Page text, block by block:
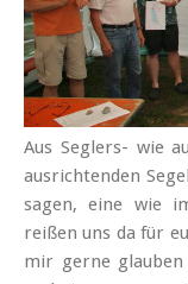
Aus Seglers- wie
aus­richtenden
sagen, eine wie
reißen uns da für
mir gerne